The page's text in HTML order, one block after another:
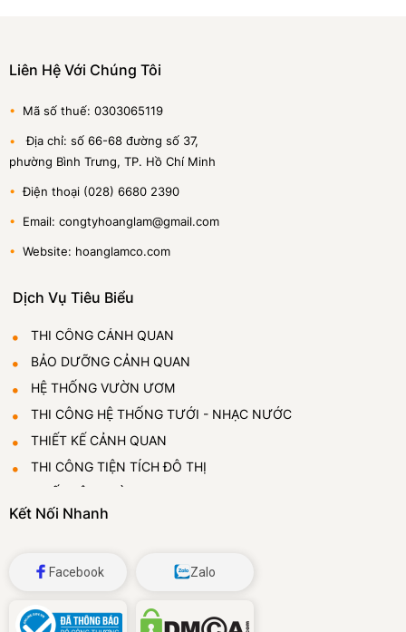
Liên Hệ Với Chúng Tôi
• Mã số thuế: 0303065119
• Địa chỉ: số 66-68 đường số 37,
phường Bình Trưng, TP. Hồ Chí Minh
• Điện thoại (028) 6680 2390
• Email: congtyhoanglam@gmail.com
• Website: hoanglamco.com
Dịch Vụ Tiêu Biểu
THI CÔNG CẢNH QUAN
BẢO DƯỠNG CẢNH QUAN
HỆ THỐNG VƯỜN ƯƠM
THI CÔNG HỆ THỐNG TƯỚI - NHẠC NƯỚC
THIẾT KẾ CẢNH QUAN
THI CÔNG TIỆN TÍCH ĐÔ THỊ
CUNG CẤP VÀ CHO THUÊ CÂY CẢNH
Kết Nối Nhanh
Facebook Zalo